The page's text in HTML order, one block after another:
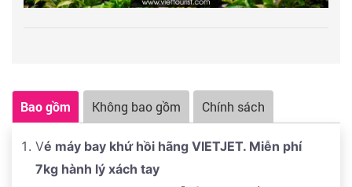
Chải.
Tham quanKHÔNG GIAN VĂN HÓA CHÈ SUỐI GIÀNG
nằm trên dãy Phan Xi Păng hùng vĩ là quê hương thủy
tổ của loài chè với những cây chè hàng trăm năm
tuổi. Quý khách sẽ được chiêm ngưỡng những đồi chè
Bao gồm Không bao gồm Chính sách
Vé máy bay khứ hồi hãng VIETJET. Miễn phí
7kg hành lý xách tay